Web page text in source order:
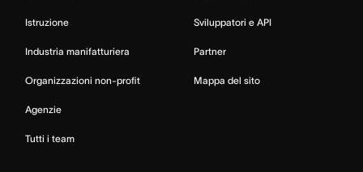
Istruzione
Industria manifatturiera
Organizzazioni non-profit
Agenzie
Tutti i team
Sviluppatori e API
Partner
Mappa del sito